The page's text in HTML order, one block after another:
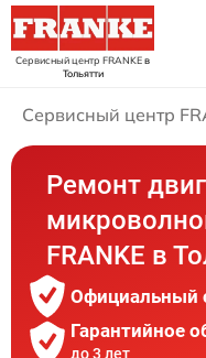
Сервисный центр FRANKEв
Тольятти
Сервисный центр
Ремонт
FRANKE в
Официальный
Гарантийное
до 3 лет